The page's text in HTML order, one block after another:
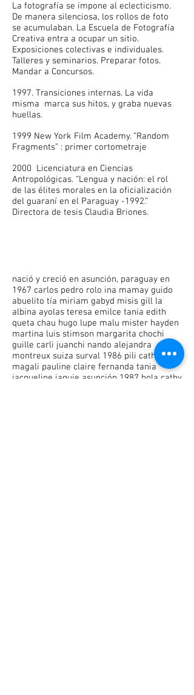
La fotografía se impone al eclecticismo.
De manera silenciosa, los rollos de foto
se acumulaban. La Escuela de Fotografía
Creativa entra a ocupar un sitio.
Exposiciones colectivas e individuales.
Talleres y seminarios. Preparar fotos.
Mandar a Concursos.
1997. Transiciones internas. La vida
misma marca sus hitos, y graba nuevas
huellas.
1999 New York Film Academy. “Random
Fragments” : primer cortometraje
2000 Licenciatura en Ciencias
Antropológicas. “Lengua y nación: el rol
de las élites morales en la oficialización
del guaraní en el Paraguay -1992.”
Directora de tesis Claudia Briones.
nació y creció en asunción, paraguay en
1967 carlos pedro rolo ina mamay guido
abuelito tía miriam gabyd misis gill la
albina ayolas teresa emilce tania edith
queta chau hugo lupe malu mister hayden
martina luis stimson margarita chochi
guille carli juanchi nando alejandra
montreux suiza surval 1986 pili catherine
magali pauline claire fernanda tania
jacqueline jaquie asunción 1987 hola cathy